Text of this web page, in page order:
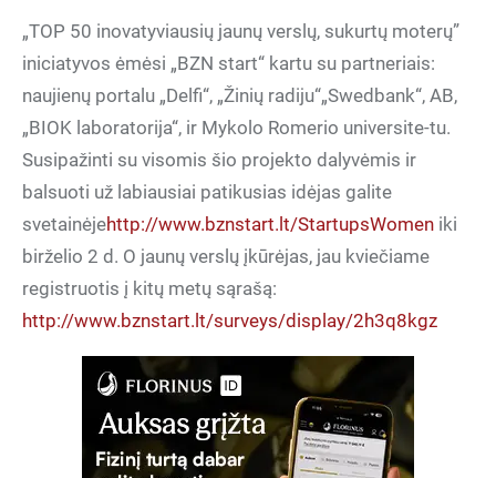
„TOP 50 inovatyviausių jaunų verslų, sukurtų moterų”
iniciatyvos ėmėsi „BZN start“ kartu su partneriais:
naujienų portalu „Delfi“, „Žinių radiju“„Swedbank“, AB,
„BIOK laboratorija“, ir Mykolo Romerio universite-tu.
Susipažinti su visomis šio projekto dalyvėmis ir
balsuoti už labiausiai patikusias idėjas galite
svetainėjehttp://www.bznstart.lt/StartupsWomen iki
birželio 2 d. O jaunų verslų įkūrėjas, jau kviečiame
registruotis į kitų metų sąrašą:
http://www.bznstart.lt/surveys/display/2h3q8kgz